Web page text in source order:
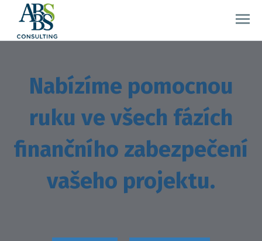
Nabízíme pomocnou
ruku ve všech fázích
finančního zabezpečení
vašeho projektu.